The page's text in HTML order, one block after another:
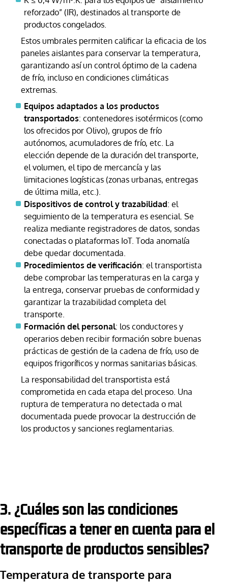
reforzado” (IR), destinados al transporte de
productos congelados.
Estos umbrales permiten calificar la eficacia de los
paneles aislantes para conservar la temperatura,
garantizando así un control óptimo de la cadena
de frío, incluso en condiciones climáticas
extremas.
Equipos adaptados a los productos
transportados: contenedores isotérmicos (como
los ofrecidos por Olivo), grupos de frío
autónomos, acumuladores de frío, etc. La
elección depende de la duración del transporte,
el volumen, el tipo de mercancía y las
limitaciones logísticas (zonas urbanas, entregas
de última milla, etc.).
Dispositivos de control y trazabilidad: el
seguimiento de la temperatura es esencial. Se
realiza mediante registradores de datos, sondas
conectadas o plataformas IoT. Toda anomalía
debe quedar documentada.
Procedimientos de verificación: el transportista
debe comprobar las temperaturas en la carga y
la entrega, conservar pruebas de conformidad y
garantizar la trazabilidad completa del
transporte.
Formación del personal: los conductores y
operarios deben recibir formación sobre buenas
prácticas de gestión de la cadena de frío, uso de
equipos frigoríficos y normas sanitarias básicas.
La responsabilidad del transportista está
comprometida en cada etapa del proceso. Una
ruptura de temperatura no detectada o mal
documentada puede provocar la destrucción de
los productos y sanciones reglamentarias.
3. ¿Cuáles son las condiciones
específicas a tener en cuenta para el
transporte de productos sensibles?
Temperatura de transporte para